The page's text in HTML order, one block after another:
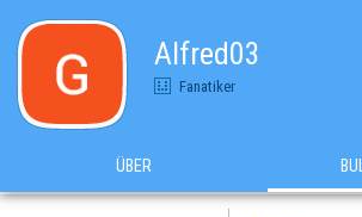
Alfred03
Fanatiker
ÜBER